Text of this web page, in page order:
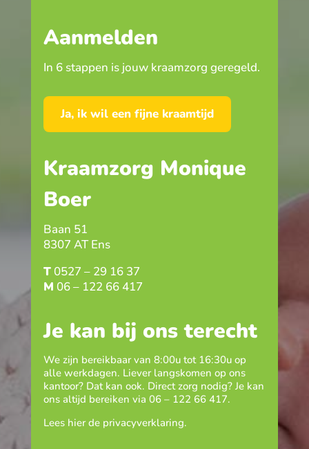
Aanmelden
In 6 stappen is jouw kraamzorg geregeld.
Ja, ik wil een fijne kraamtijd
Kraamzorg Monique
Boer
Baan 51
8307 AT Ens
T 0527 – 29 16 37
M 06 – 122 66 417
Je kan bij ons terecht
We zijn bereikbaar van 8:00u tot 16:30u op
alle werkdagen. Liever langskomen op ons
kantoor? Dat kan ook. Direct zorg nodig? Je kan
ons altijd bereiken via 06 – 122 66 417.
Lees hier de privacyverklaring.